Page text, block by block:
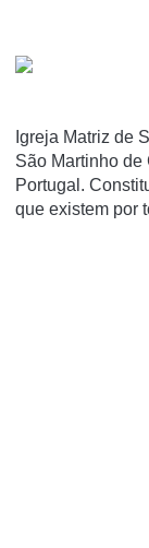
Igreja Matriz de
São Martinho de
Portugal.
que existem por